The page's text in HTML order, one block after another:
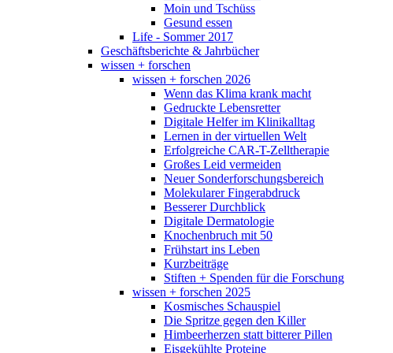
Moin und Tschüss
Gesund essen
Life - Sommer 2017
Geschäftsberichte & Jahrbücher
wissen + forschen
wissen + forschen 2026
Wenn das Klima krank macht
Gedruckte Lebensretter
Digitale Helfer im Klinikalltag
Lernen in der virtuellen Welt
Erfolgreiche CAR-T-Zelltherapie
Großes Leid vermeiden
Neuer Sonderforschungsbereich
Molekularer Fingerabdruck
Besserer Durchblick
Digitale Dermatologie
Knochenbruch mit 50
Frühstart ins Leben
Kurzbeiträge
Stiften + Spenden für die Forschung
wissen + forschen 2025
Kosmisches Schauspiel
Die Spritze gegen den Killer
Himbeerherzen statt bitterer Pillen
Eisgekühlte Proteine